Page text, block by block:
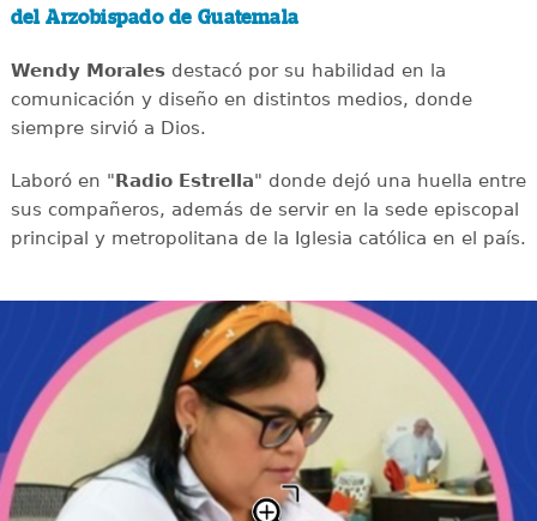
del Arzobispado de Guatemala
Wendy Moralesdestacó por su habilidad en la
comunicación y diseño en distintos medios, donde
siempre sirvió a Dios.
Laboró en "Radio Estrella" donde dejó una huella entre
sus compañeros, además de servir en la sede episcopal
principal y metropolitana de la Iglesia católica en el país.